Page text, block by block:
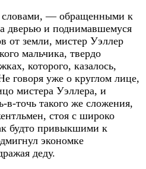
словами, — обращенными к
дверью и поднимавшемуся
от земли, мистер Уэллер
мальчика, твердо
которого, казалось,
говоря уже о круглом лице,
мистера Уэллера, и
в-точь такого же сложения,
стоя с широко
будто привыкшими к
экономке
деду.